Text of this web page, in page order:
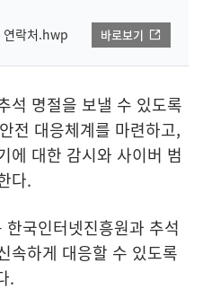
연락처.hwp
바로보기
석 명절을 보낼 수 있도록
전 대응체계를 마련하고,
에 대한 감시와 사이버 범
다.
국인터넷진흥원과 추석
속하게 대응할 수 있도록
.